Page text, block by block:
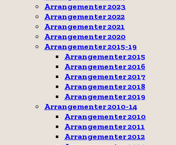
Arrangementer 2023
Arrangementer 2022
Arrangementer 2021
Arrangementer 2020
Arrangementer 2015-19
Arrangementer 2015
Arrangementer 2016
Arrangementer 2017
Arrangementer 2018
Arrangementer 2019
Arrangementer 2010-14
Arrangementer 2010
Arrangementer 2011
Arrangementer 2012